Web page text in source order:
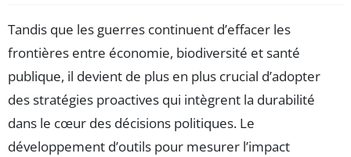
Tandis que les guerres continuent d’effacer les
frontières entre économie, biodiversité et santé
publique, il devient de plus en plus crucial d’adopter
des stratégies proactives qui intègrent la durabilité
dans le cœur des décisions politiques. Le
développement d’outils pour mesurer l’impact